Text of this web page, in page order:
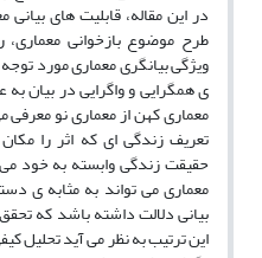
در این مقاله، قابلیت های
طرح موضوع بازخوانی معماری،
ویژگی بیانگری معماری مورد
ی همگرایی و واگرایی در بیان
معماری کهن از معماری نو
تعریف زندگی ای که اثر را
حقیقت زندگی وابسته به خود
معماری می تواند به مثابه ی
بیانی دلالت داشته باشد که
این ترتیب به نظر می آید تحلیل